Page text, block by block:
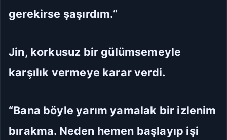
gerekirse şaşırdım.“
Jin, korkusuz bir gülümsemeyle
karşılık vermeye karar verdi.
“Bana böyle yarım yamalak bir izlenim
bırakma. Neden hemen başlayıp işi